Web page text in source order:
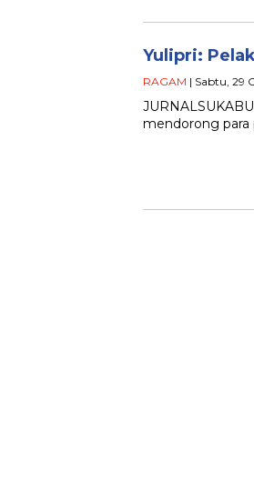
Yulipri:
RAGAM | Sabtu, 29
mendorong para